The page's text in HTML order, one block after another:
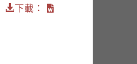
下載：